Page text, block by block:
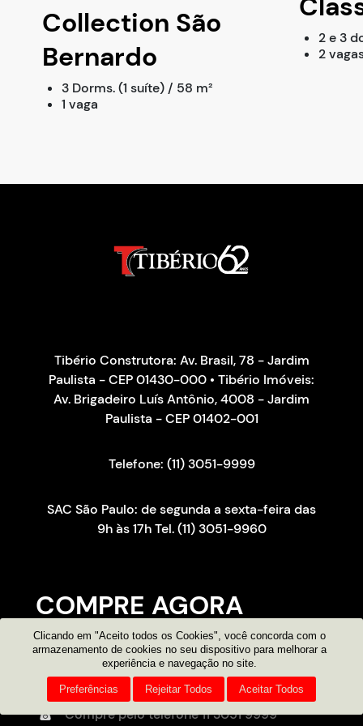
Collection São
Bernardo
3 Dorms. (1 suíte) / 58 m²
1 vaga
2 e 3
2
COMPRE AGORA
Consultor on-line
Atendimento por e-mail
Compre pelo telefone11 3051 9999
Tibério Construtora: Av. Brasil, 78 - Jardim
Paulista - CEP 01430-000 • Tibério Imóveis:
Av. Brigadeiro Luís Antônio, 4008 - Jardim
Paulista - CEP 01402-001
Telefone: (11) 3051-9999
SAC São Paulo: de segunda a sexta-feira das
9h às 17h Tel. (11) 3051-9960
Clicando em "Aceito todos os Cookies", você concorda com o
armazenamento de cookies no seu dispositivo para melhorar a
experiência e navegação no site.
Preferências Rejeitar Todos Aceitar Todos